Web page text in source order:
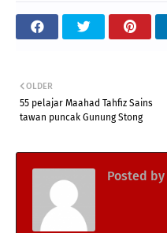
OLDER
55 pelajar Maahad Tahfiz Sains
tawan puncak Gunung Stong
Posted by